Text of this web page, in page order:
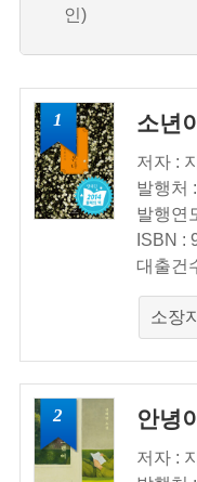
인)
1 소년
저자 :
발행처 :
발행연
ISBN :
대출건
소장
2 안녕
저자 :